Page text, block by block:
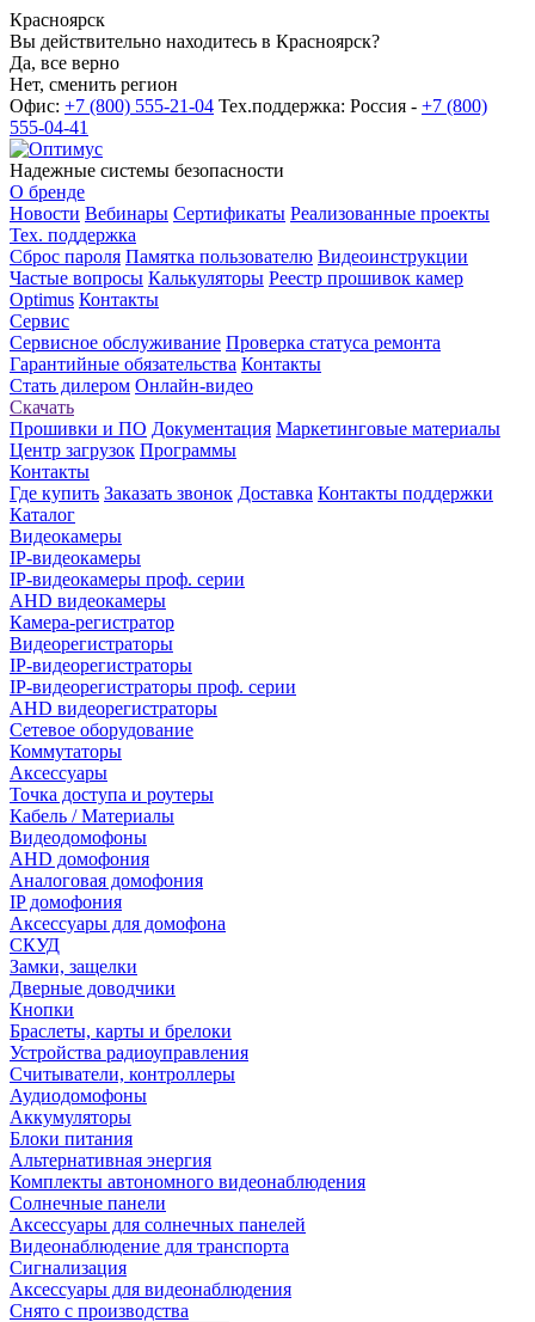
Красноярск
Вы действительно находитесь в Красноярск?
Да, все верно
Нет, сменить регион
Офис: +7 (800) 555-21-04 Тех.поддержка: Россия - +7 (800)
555-04-41
Надежные системы безопасности
О бренде
Новости Вебинары Сертификаты Реализованные проекты
Тех. поддержка
Сброс пароля Памятка пользователю Видеоинструкции
Частые вопросы Калькуляторы Реестр прошивок камер
Optimus Контакты
Сервис
Сервисное обслуживание Проверка статуса ремонта
Гарантийные обязательства Контакты
Стать дилером Онлайн-видео
Скачать
Прошивки и ПО Документация Маркетинговые материалы
Центр загрузок Программы
Контакты
Где купить Заказать звонок Доставка Контакты поддержки
Каталог
Видеокамеры
IP-видеокамеры
IP-видеокамеры проф. серии
AHD видеокамеры
Камера-регистратор
Видеорегистраторы
IP-видеорегистраторы
IP-видеорегистраторы проф. серии
AHD видеорегистраторы
Сетевое оборудование
Коммутаторы
Аксессуары
Точка доступа и роутеры
Кабель / Материалы
Видеодомофоны
AHD домофония
Аналоговая домофония
IP домофония
Аксессуары для домофона
СКУД
Замки, защелки
Дверные доводчики
Кнопки
Браслеты, карты и брелоки
Устройства радиоуправления
Считыватели, контроллеры
Аудиодомофоны
Аккумуляторы
Блоки питания
Альтернативная энергия
Комплекты автономного видеонаблюдения
Солнечные панели
Аксессуары для солнечных панелей
Видеонаблюдение для транспорта
Сигнализация
Аксессуары для видеонаблюдения
Снято с производства